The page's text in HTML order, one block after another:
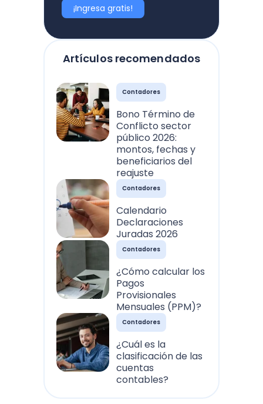
Artículos recomendados
Contadores
Bono Término de
Conflicto sector
público 2026:
montos, fechas y
beneficiarios del
reajuste
Contadores
Calendario
Declaraciones
Juradas 2026
Contadores
¿Cómo calcular los
Pagos
Provisionales
Mensuales (PPM)?
Contadores
¿Cuál es la
clasificación de las
cuentas
contables?
¡Ingresa gratis!